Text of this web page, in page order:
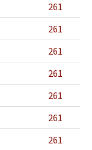
261
261
261
261
261
261
261